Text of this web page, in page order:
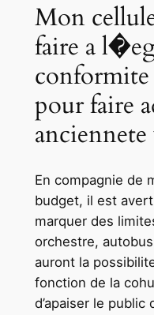
Mon
faire a
conformite
pour faire
anciennete
En compagnie de
budget, il est
marquer des
orchestre,
auront la
fonction de la
d’apaiser le